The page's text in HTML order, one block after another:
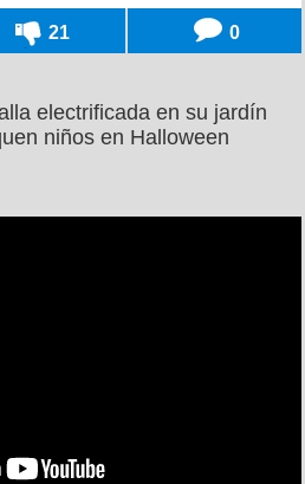
21 0
electrificada en su jardín
niños en Halloween